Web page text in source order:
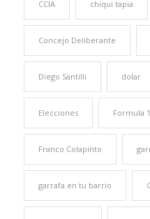
CCIA chiqui tapia
Concejo Deliberante
Diego Santilli dolar
Elecciones Formula 1
Franco Colapinto
garrafa en tu barrio